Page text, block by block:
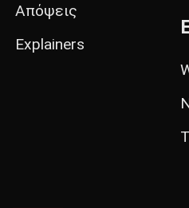
Απόψεις
Explainers